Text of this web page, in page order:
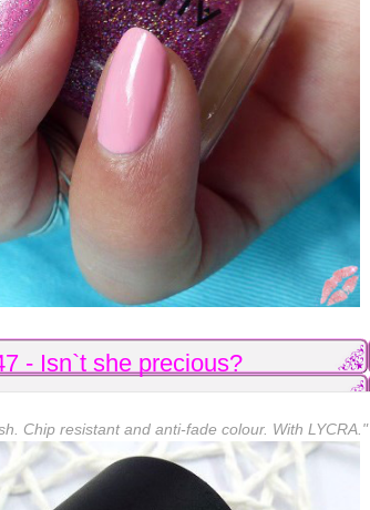
- Isn`t she precious?
Chip resistant and anti-fade colour. With LYCRA."